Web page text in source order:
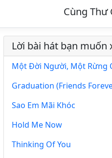
Cùng Thư
Một Đời Người, Một Rừng
Graduation (Friends
Sao Em Mãi Khóc
Hold Me Now
Thinking Of You